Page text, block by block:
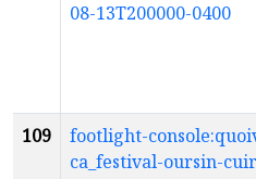
08-13T200000-0400
109
footlight-
ca_festival-oursin-